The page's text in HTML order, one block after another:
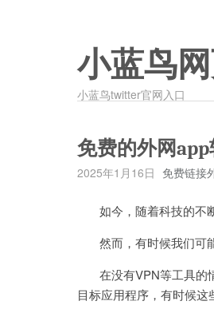
小蓝鸟
小蓝鸟twitter官网入口
免费的外网
2025年1月16日 免费链接
如今，随着科技的不断
然而，有时候我们可能
在没有VPN等工具的情
目标应用程序，有时候这